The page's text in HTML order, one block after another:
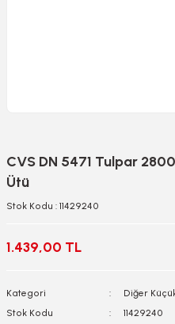
CVS DN 5471 Tulpar
Ütü
Stok Kodu : 11429240
1.439,00 TL
Kategori
Diğer
Stok Kodu
11429240